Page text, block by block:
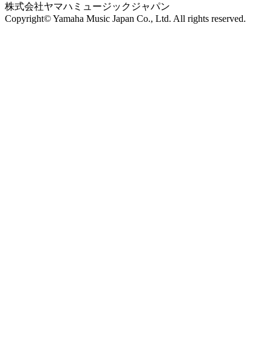
株式会社ヤマハミュージックジャパン
Copyright© Yamaha Music Japan Co., Ltd. All rights reserved.